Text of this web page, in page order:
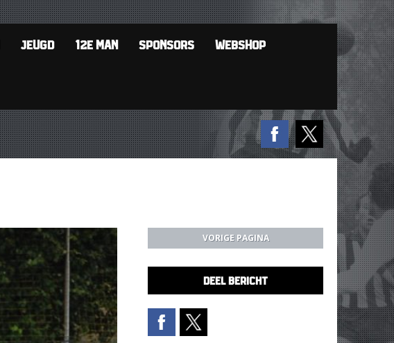
JEUGD 12E MAN SPONSORS WEBSHOP
VORIGE PAGINA
DEEL BERICHT